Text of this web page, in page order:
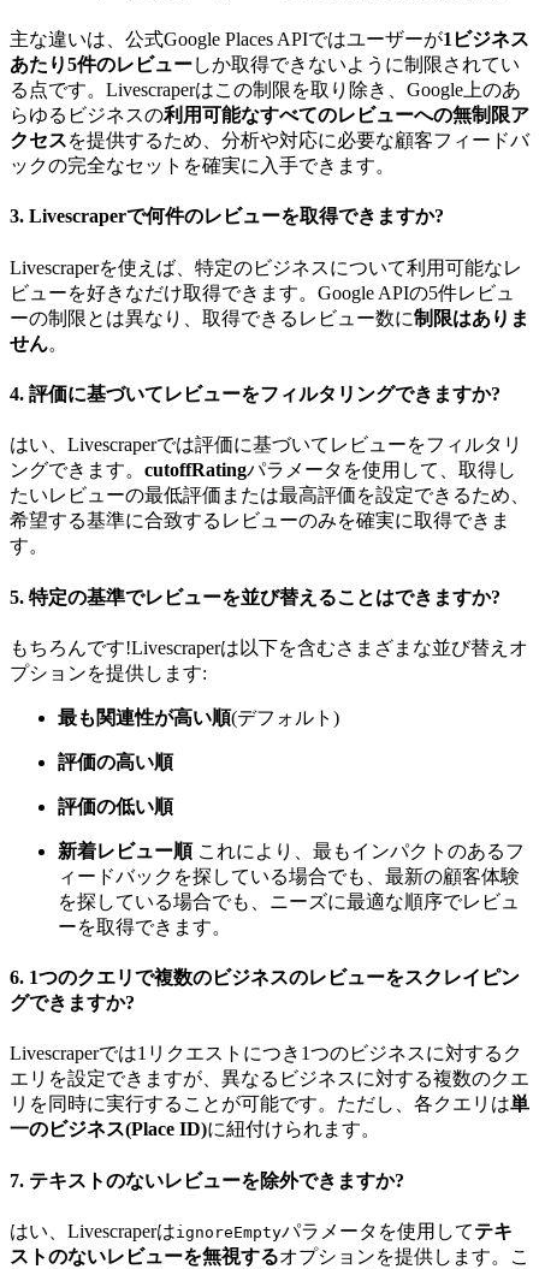
主な違いは、公式Google Places APIではユーザーが1ビジネス
あたり5件のレビューしか取得できないように制限されてい
る点です。Livescraperはこの制限を取り除き、Google上のあ
らゆるビジネスの利用可能なすべてのレビューへの無制限ア
クセスを提供するため、分析や対応に必要な顧客フィードバ
ックの完全なセットを確実に入手できます。
3. Livescraperで何件のレビューを取得できますか?
Livescraperを使えば、特定のビジネスについて利用可能なレ
ビューを好きなだけ取得できます。Google APIの5件レビュ
ーの制限とは異なり、取得できるレビュー数に制限はありま
せん。
4. 評価に基づいてレビューをフィルタリングできますか?
はい、Livescraperでは評価に基づいてレビューをフィルタリ
ングできます。 cutoffRatingパラメータを使用して、取得し
たいレビューの最低評価または最高評価を設定できるため、
希望する基準に合致するレビューのみを確実に取得できま
す。
5. 特定の基準でレビューを並び替えることはできますか?
もちろんです!Livescraperは以下を含むさまざまな並び替えオ
プションを提供します:
最も関連性が高い順(デフォルト)
評価の高い順
評価の低い順
新着レビュー順これにより、最もインパクトのあるフ
ィードバックを探している場合でも、最新の顧客体験
を探している場合でも、ニーズに最適な順序でレビュ
ーを取得できます。
6. 1つのクエリで複数のビジネスのレビューをスクレイピン
グできますか?
Livescraperでは1リクエストにつき1つのビジネスに対するク
エリを設定できますが、異なるビジネスに対する複数のクエ
リを同時に実行することが可能です。ただし、各クエリは単
一のビジネス(Place ID)に紐付けられます。
7. テキストのないレビューを除外できますか?
はい、LivescraperはignoreEmptyパラメータを使用してテキ
ストのないレビューを無視するオプションを提供します。こ